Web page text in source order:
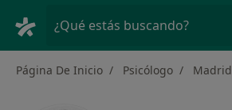
¿Qué estás buscando?
Página De Inicio Psicólogo Madrid